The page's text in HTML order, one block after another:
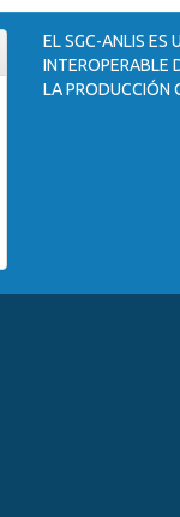
EL SGC-ANLIS ES
INTEROPERABLE
LA PRODUCCIÓN